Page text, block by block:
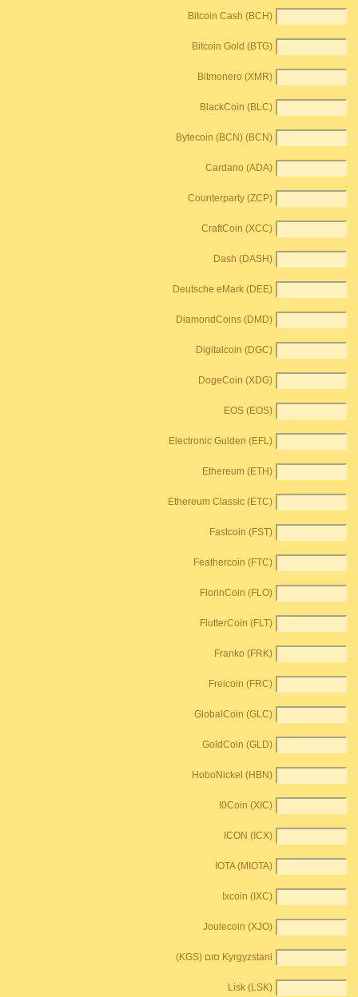
Bitcoin Cash (BCH)
Bitcoin Gold (BTG)
Bitmonero (XMR)
BlackCoin (BLC)
Bytecoin (BCN) (BCN)
Cardano (ADA)
Counterparty (ZCP)
CraftCoin (XCC)
Dash (DASH)
Deutsche eMark (DEE)
DiamondCoins (DMD)
Digitalcoin (DGC)
DogeCoin (XDG)
EOS (EOS)
Electronic Gulden (EFL)
Ethereum (ETH)
Ethereum Classic (ETC)
Fastcoin (FST)
Feathercoin (FTC)
FlorinCoin (FLO)
FlutterCoin (FLT)
Franko (FRK)
Freicoin (FRC)
GlobalCoin (GLC)
GoldCoin (GLD)
HoboNickel (HBN)
I0Coin (XIC)
ICON (ICX)
IOTA (MIOTA)
Ixcoin (IXC)
Joulecoin (XJO)
Kyrgyzstani סום (KGS)
Lisk (LSK)